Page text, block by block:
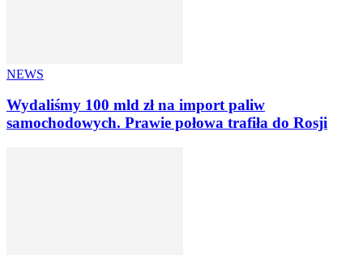
NEWS
Wydaliśmy 100 mld zł na import paliw
samochodowych. Prawie połowa trafiła do Rosji